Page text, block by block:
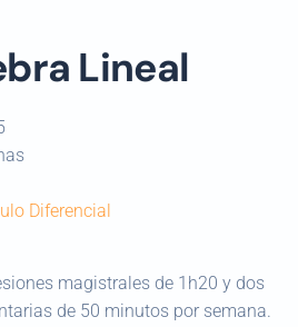
Lineal
Diferencial
magistrales de 1h20 y dos
de 50 minutos por semana.